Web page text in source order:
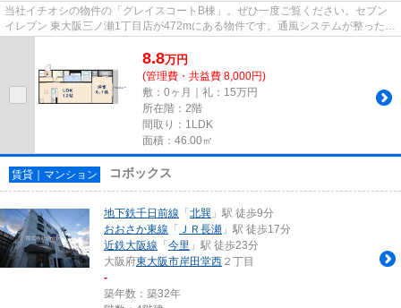
当社イチオシの物件の「グレイスコートB棟」。ぜひ一度ご覧ください。セブン
イレブン 東大阪三ノ瀬1丁目店が472mにある物件です。通風システムが整った、
住環境の良い安心のアパートで...
8.8万円
(管理費・共益費 8,000円)
敷：0ヶ月｜礼：15万円
所在階：2階
間取り：1LDK
面積：46.00㎡
賃貸｜マンション コボックス
地下鉄千日前線 「北巽 」駅 徒歩9分
おおさか東線 「 ＪＲ長瀬 」駅 徒歩17分
近鉄大阪線 「今里 」駅 徒歩23分
大阪府東大阪市岸田堂西 ２丁目
-
築年数：築32年